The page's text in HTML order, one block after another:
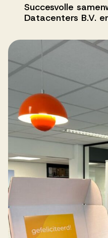
Succesvolle
Datacenters B.V.